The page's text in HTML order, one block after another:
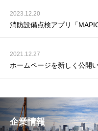
2023.12.20
消防設備点検アプリ「
2021.12.27
ホームページを新しく公開
企業情報